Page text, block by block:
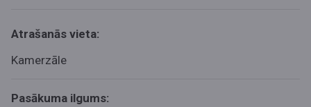
Atrašanās vieta:
Kamerzāle
Pasākuma ilgums: